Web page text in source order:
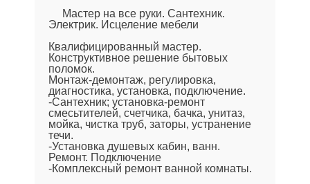
Мастер на все руки. Сантехник.
Электрик. Исцеление мебели
Квалифицированный мастер.
Конструктивное решение бытовых
поломок.
Монтаж-демонтаж, регулировка,
диагностика, установка, подключение.
-Сантехник; установка-ремонт
смесьтителей, счетчика, бачка, унитаз,
мойка, чистка труб, заторы, устранение
течи.
-Установка душевых кабин, ванн.
Ремонт. Подключение
-Комплексный ремонт ванной комнаты.